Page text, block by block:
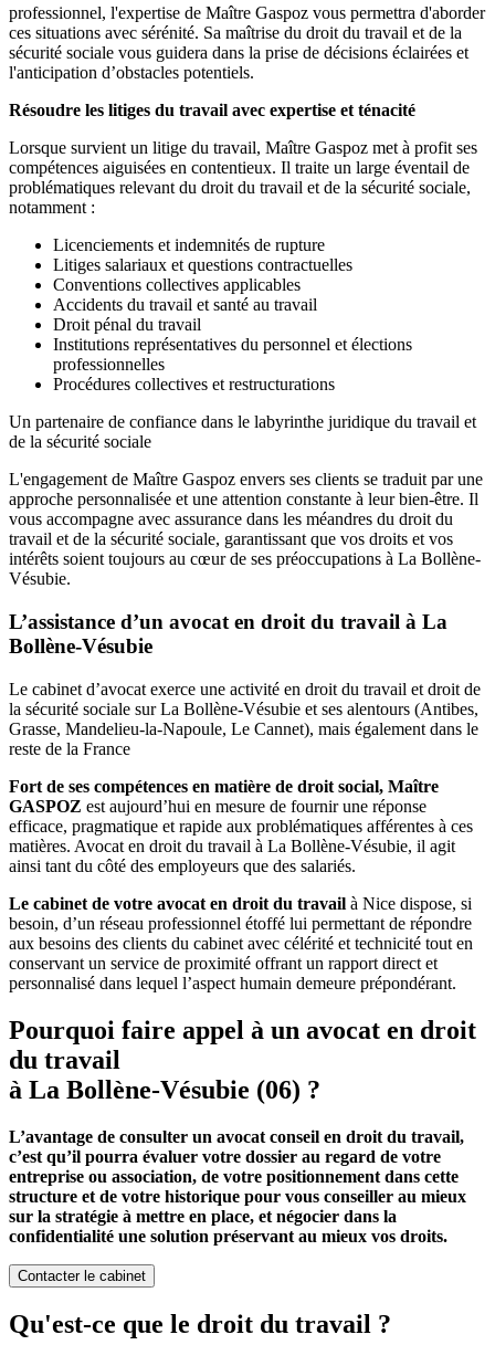
professionnel, l'expertise de Maître Gaspoz vous permettra d'aborder
ces situations avec sérénité. Sa maîtrise du droit du travail et de la
sécurité sociale vous guidera dans la prise de décisions éclairées et
l'anticipation d’obstacles potentiels.
Résoudre les litiges du travail avec expertise et ténacité
Lorsque survient un litige du travail, Maître Gaspoz met à profit ses
compétences aiguisées en contentieux. Il traite un large éventail de
problématiques relevant du droit du travail et de la sécurité sociale,
notamment :
Licenciements et indemnités de rupture
Litiges salariaux et questions contractuelles
Conventions collectives applicables
Accidents du travail et santé au travail
Droit pénal du travail
Institutions représentatives du personnel et élections
professionnelles
Procédures collectives et restructurations
Un partenaire de confiance dans le labyrinthe juridique du travail et
de la sécurité sociale
L'engagement de Maître Gaspoz envers ses clients se traduit par une
approche personnalisée et une attention constante à leur bien-être. Il
vous accompagne avec assurance dans les méandres du droit du
travail et de la sécurité sociale, garantissant que vos droits et vos
intérêts soient toujours au cœur de ses préoccupations à La Bollène-
Vésubie.
L’assistance d’un avocat en droit du travail à La
Bollène-Vésubie
Le cabinet d’avocat exerce une activité en droit du travail et droit de
la sécurité sociale sur La Bollène-Vésubie et ses alentours (Antibes,
Grasse, Mandelieu-la-Napoule, Le Cannet), mais également dans le
reste de la France
Fort de ses compétences en matière de droit social, Maître
GASPOZ est aujourd’hui en mesure de fournir une réponse
efficace, pragmatique et rapide aux problématiques afférentes à ces
matières. Avocat en droit du travail à La Bollène-Vésubie, il agit
ainsi tant du côté des employeurs que des salariés.
Le cabinet de votre avocat en droit du travail à Nice dispose, si
besoin, d’un réseau professionnel étoffé lui permettant de répondre
aux besoins des clients du cabinet avec célérité et technicité tout en
conservant un service de proximité offrant un rapport direct et
personnalisé dans lequel l’aspect humain demeure prépondérant.
Pourquoi faire appel à un avocat en droit
du travail
à La Bollène-Vésubie (06) ?
L’avantage de consulter un avocat conseil en droit du travail,
c’est qu’il pourra évaluer votre dossier au regard de votre
entreprise ou association, de votre positionnement dans cette
structure et de votre historique pour vous conseiller au mieux
sur la stratégie à mettre en place, et négocier dans la
confidentialité une solution préservant au mieux vos droits.
Contacter le cabinet
Qu'est-ce que le droit du travail ?